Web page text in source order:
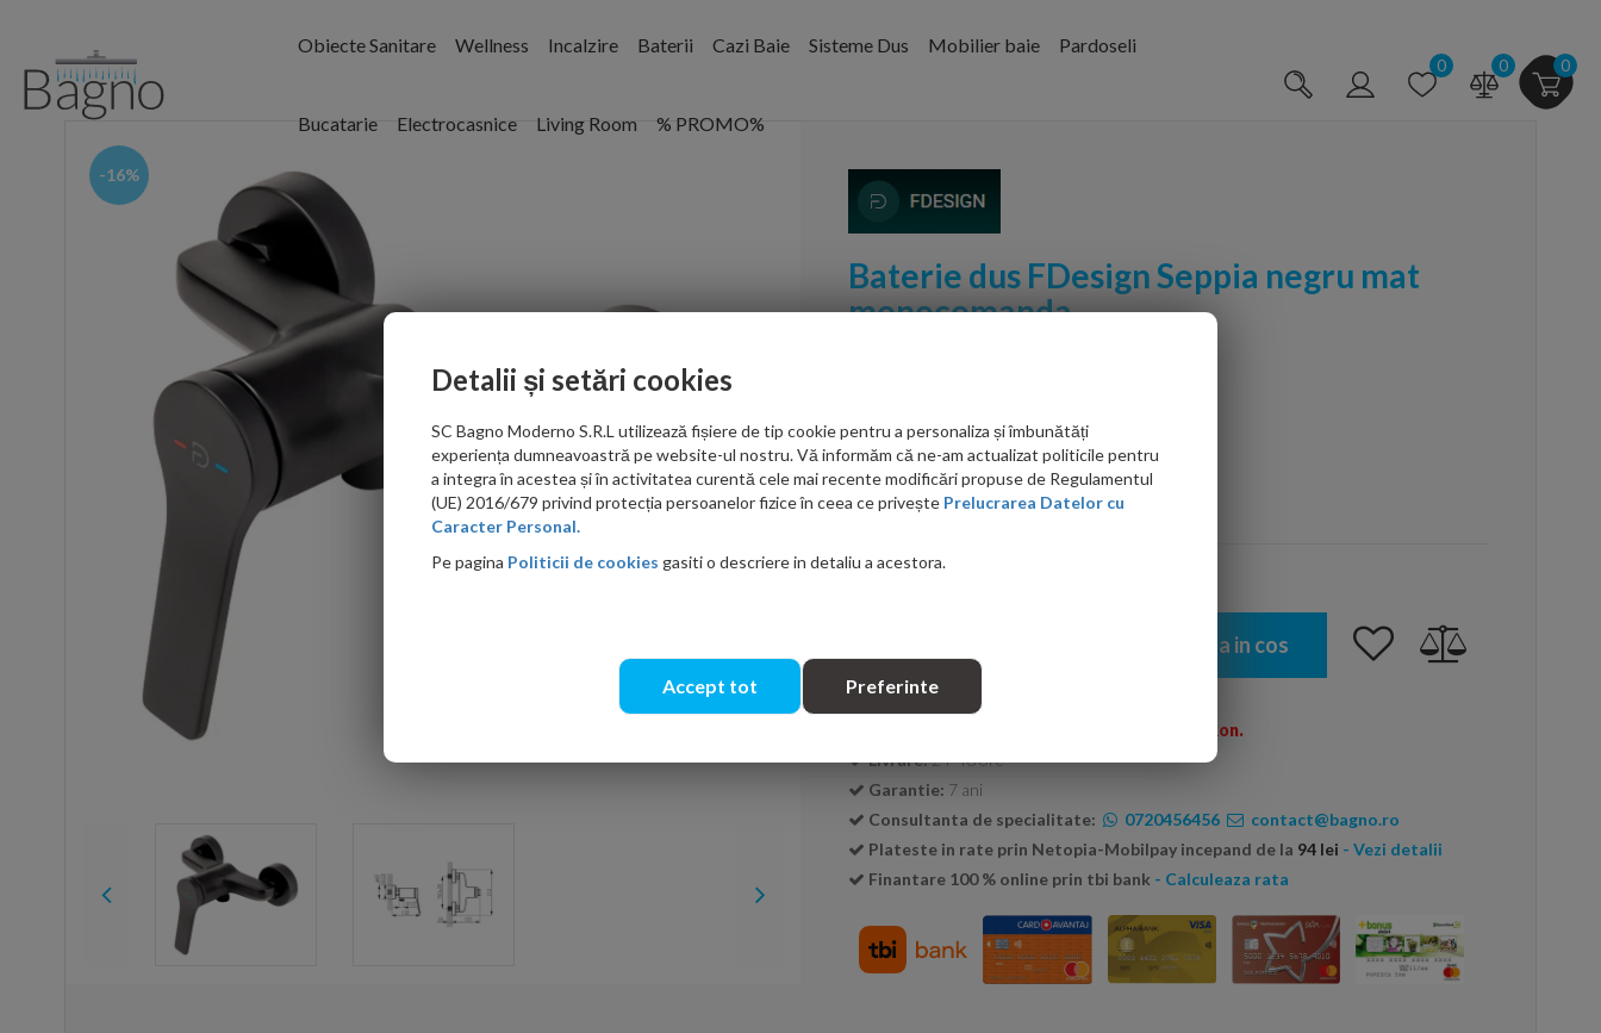
Obiecte Sanitare Wellness Incalzire Baterii Cazi Baie Sisteme Dus Mobilier baie Pardoseli
Bucatarie Electrocasnice Living Room % PROMO%
0 0 0
-16%
Baterie dus FDesign Seppia negru mat
monocomanda
PRP: 669.00 RON
565.00 RON
Ati gasit in alta parte mai ieftin?
Adauga in cos
Transport GRATUIT la comenzi peste 600 Ron.
Livrare:24-48 ore
Garantie: 7 ani
Consultanta de specialitate:
0720456456
contact@bagno.ro
Plateste in rate prin Netopia-Mobilpay incepand de la 94 lei - Vezi detalii
Finantare 100 % online prin tbi bank - Calculeaza rata
Detalii și setări cookies
SC Bagno Moderno S.R.L utilizează fișiere de tip cookie pentru a personaliza și îmbunătăți
experiența dumneavoastră pe website-ul nostru. Vă informăm că ne-am actualizat politicile pentru
a integra în acestea și în activitatea curentă cele mai recente modificări propuse de Regulamentul
(UE) 2016/679 privind protecția persoanelor fizice în ceea ce privește Prelucrarea Datelor cu
Caracter Personal.
Pe pagina Politicii de cookies gasiti o descriere in detaliu a acestora.
Accept tot Preferinte